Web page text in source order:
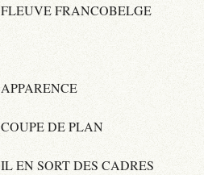
FLEUVE FRANCOBELGE
APPARENCE
COUPE DE PLAN
IL EN SORT DES CADRES